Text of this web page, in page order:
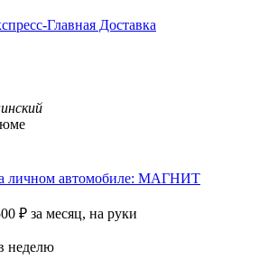
Главная Доставка
личном автомобиле: МАГНИТ
₽ за месяц, на руки
неделю